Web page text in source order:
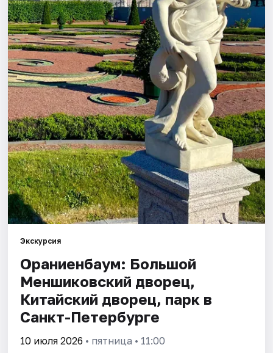
Города
Площадки
Артисты
Рейтинги
Экскурсия
Ораниенбаум: Большой
Меншиковский дворец,
Китайский дворец, парк в
Санкт-Петербурге
10 июля 2026 • пятница • 11:00